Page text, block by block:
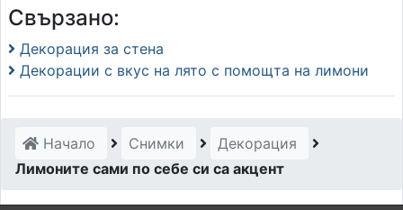
Свързано:
Декорация за стена
Декорации с вкус на лято с помощта на лимони
Начало Снимки
Декорация
Лимоните сами по себе си са акцент